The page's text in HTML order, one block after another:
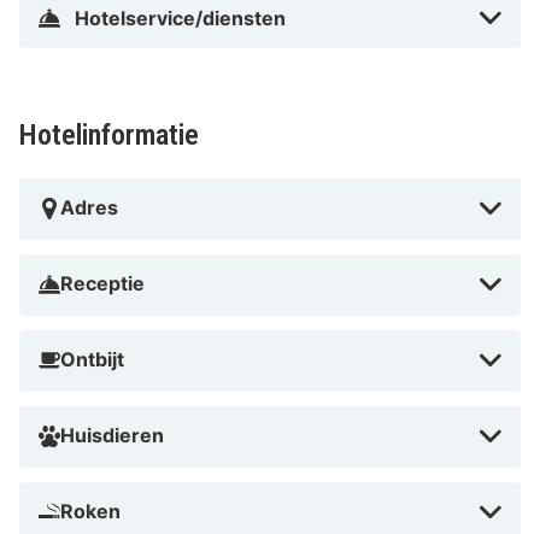
Hotelservice/diensten
Hotelinformatie
Adres
Receptie
Ontbijt
Huisdieren
Roken